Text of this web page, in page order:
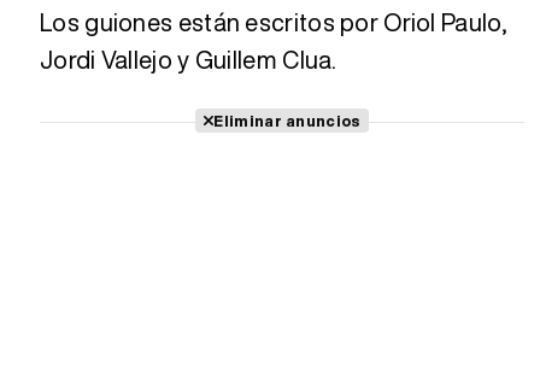
Los guiones están escritos por Oriol Paulo,
Jordi Vallejo y Guillem Clua.
Eliminar anuncios